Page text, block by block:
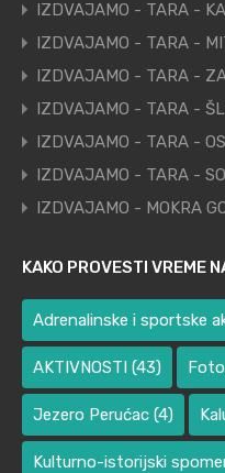
IZDVAJAMO - TARA -
IZDVAJAMO - TARA -
IZDVAJAMO - TARA -
IZDVAJAMO - TARA -
IZDVAJAMO - TARA -
IZDVAJAMO - TARA -
IZDVAJAMO - MOKRA
KAKO PROVESTI VREME
Adrenalinske i sportske
AKTIVNOSTI (43)
Jezero Perućac (4)
Kulturno-istorijski